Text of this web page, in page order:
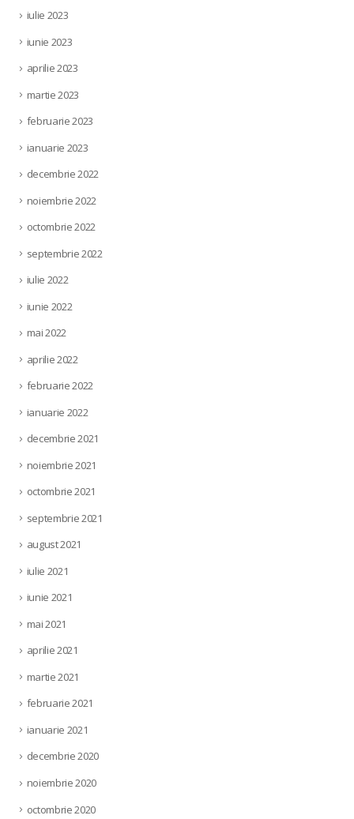
iulie 2023
iunie 2023
aprilie 2023
martie 2023
februarie 2023
ianuarie 2023
decembrie 2022
noiembrie 2022
octombrie 2022
septembrie 2022
iulie 2022
iunie 2022
mai 2022
aprilie 2022
februarie 2022
ianuarie 2022
decembrie 2021
noiembrie 2021
octombrie 2021
septembrie 2021
august 2021
iulie 2021
iunie 2021
mai 2021
aprilie 2021
martie 2021
februarie 2021
ianuarie 2021
decembrie 2020
noiembrie 2020
octombrie 2020